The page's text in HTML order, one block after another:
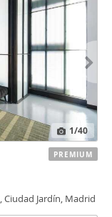
1/40
, Ciudad Jardín, Madrid
PREMIUM